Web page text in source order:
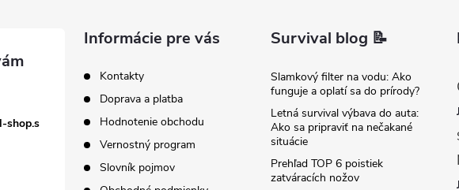
shop.s
Informácie pre vás
Kontakty
Doprava a platba
Hodnotenie obchodu
Vernostný program
Slovník pojmov
Survival blog 📝
Slamkový filter na vodu: Ako
funguje a oplatí sa do prírody?
Letná survival výbava do auta:
Ako sa pripraviť na nečakané
situácie
Prehľad TOP 6 poistiek
zatváracích nožov